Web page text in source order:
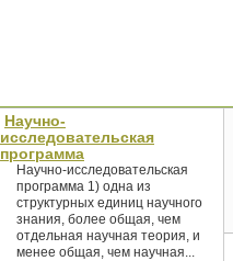
Научно-
исследовательская
программа
Научно-исследовательская
программа 1) одна из
структурных единиц научного
знания, более общая, чем
отдельная научная теория, и
менее общая, чем научная...